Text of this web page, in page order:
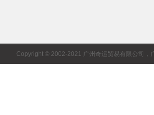
Copyright © 2002-2021 广州奇运贸易有限公司，